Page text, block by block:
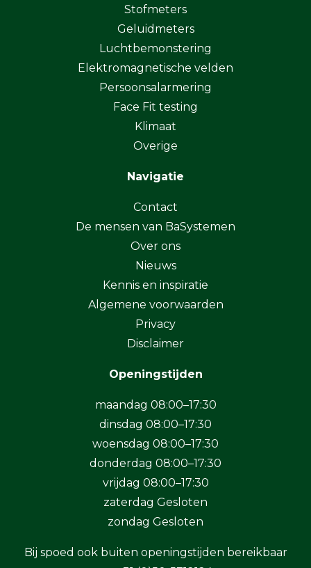
Stofmeters
Geluidmeters
Luchtbemonstering
Elektromagnetische velden
Persoonsalarmering
Face Fit testing
Klimaat
Overige
Navigatie
Contact
De mensen van BaSystemen
Over ons
Nieuws
Kennis en inspiratie
Algemene voorwaarden
Privacy
Disclaimer
Openingstijden
maandag 08:00–17:30
dinsdag 08:00–17:30
woensdag 08:00–17:30
donderdag 08:00–17:30
vrijdag 08:00–17:30
zaterdag Gesloten
zondag Gesloten
Bij spoed ook buiten openingstijden bereikbaar